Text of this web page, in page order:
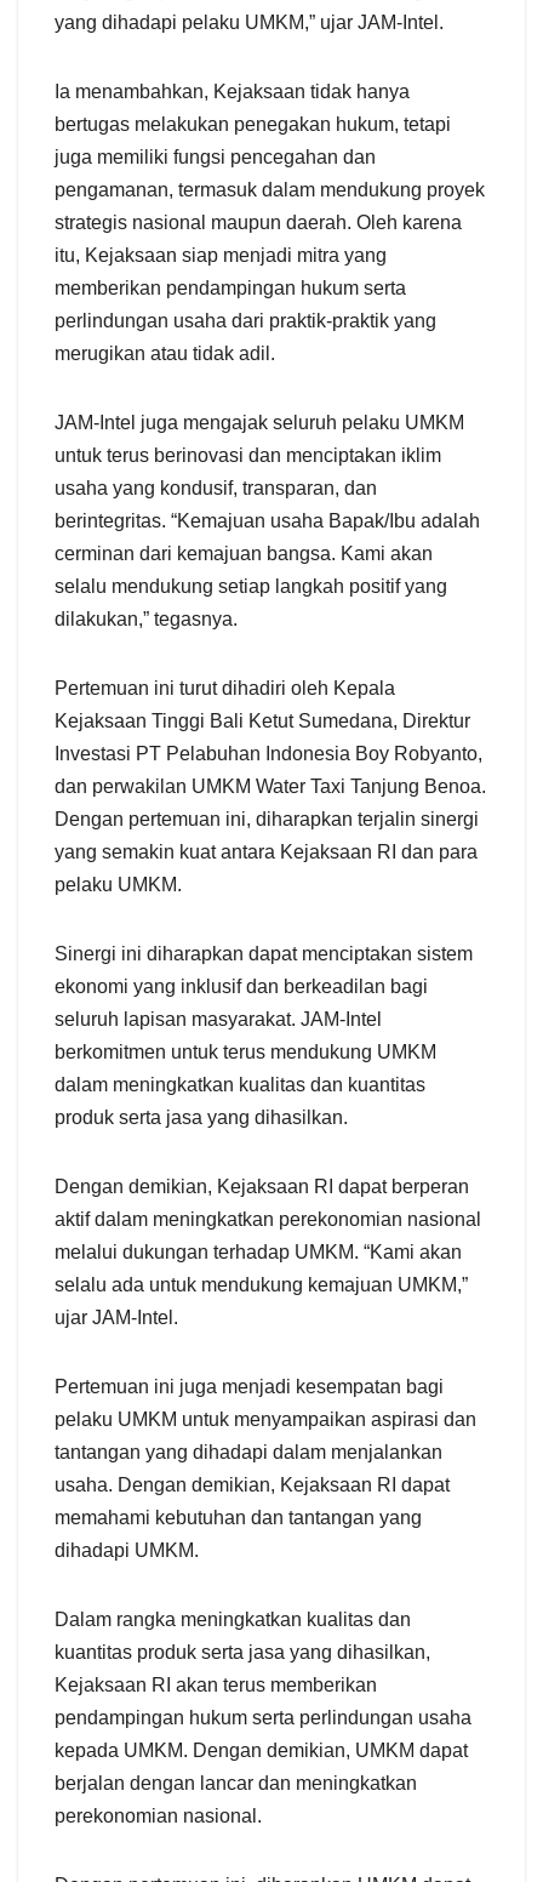
yang dihadapi pelaku UMKM,” ujar JAM-Intel.
Ia menambahkan, Kejaksaan tidak hanya
bertugas melakukan penegakan hukum, tetapi
juga memiliki fungsi pencegahan dan
pengamanan, termasuk dalam mendukung proyek
strategis nasional maupun daerah. Oleh karena
itu, Kejaksaan siap menjadi mitra yang
memberikan pendampingan hukum serta
perlindungan usaha dari praktik-praktik yang
merugikan atau tidak adil.
JAM-Intel juga mengajak seluruh pelaku UMKM
untuk terus berinovasi dan menciptakan iklim
usaha yang kondusif, transparan, dan
berintegritas. “Kemajuan usaha Bapak/Ibu adalah
cerminan dari kemajuan bangsa. Kami akan
selalu mendukung setiap langkah positif yang
dilakukan,” tegasnya.
Pertemuan ini turut dihadiri oleh Kepala
Kejaksaan Tinggi Bali Ketut Sumedana, Direktur
Investasi PT Pelabuhan Indonesia Boy Robyanto,
dan perwakilan UMKM Water Taxi Tanjung Benoa.
Dengan pertemuan ini, diharapkan terjalin sinergi
yang semakin kuat antara Kejaksaan RI dan para
pelaku UMKM.
Sinergi ini diharapkan dapat menciptakan sistem
ekonomi yang inklusif dan berkeadilan bagi
seluruh lapisan masyarakat. JAM-Intel
berkomitmen untuk terus mendukung UMKM
dalam meningkatkan kualitas dan kuantitas
produk serta jasa yang dihasilkan.
Dengan demikian, Kejaksaan RI dapat berperan
aktif dalam meningkatkan perekonomian nasional
melalui dukungan terhadap UMKM. “Kami akan
selalu ada untuk mendukung kemajuan UMKM,”
ujar JAM-Intel.
Pertemuan ini juga menjadi kesempatan bagi
pelaku UMKM untuk menyampaikan aspirasi dan
tantangan yang dihadapi dalam menjalankan
usaha. Dengan demikian, Kejaksaan RI dapat
memahami kebutuhan dan tantangan yang
dihadapi UMKM.
Dalam rangka meningkatkan kualitas dan
kuantitas produk serta jasa yang dihasilkan,
Kejaksaan RI akan terus memberikan
pendampingan hukum serta perlindungan usaha
kepada UMKM. Dengan demikian, UMKM dapat
berjalan dengan lancar dan meningkatkan
perekonomian nasional.